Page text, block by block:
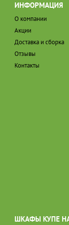
ИНФОРМАЦИЯ
О компании
Акции
Доставка и сборка
Отзывы
Контакты
ШКАФЫ КУПЕ